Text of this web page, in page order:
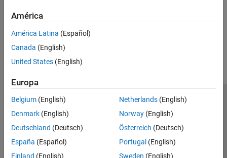
América
América Latina (Español)
Canada (English)
United States (English)
Europa
Belgium (English)
Denmark (English)
Deutschland (Deutsch)
España (Español)
Finland (English)
Netherlands(English)
Norway(English)
Österreich (Deutsch)
Portugal (English)
Sweden (English)
Centro de confianza
Marcas comerciales
Política de privacidad
Antipiratería
Estado de las aplicaciones
Información de contacto
© 1994-2026 The MathWorks, Inc.